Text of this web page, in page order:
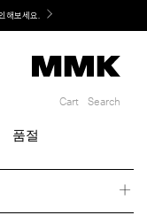
해보세요.
Cart Search
품절